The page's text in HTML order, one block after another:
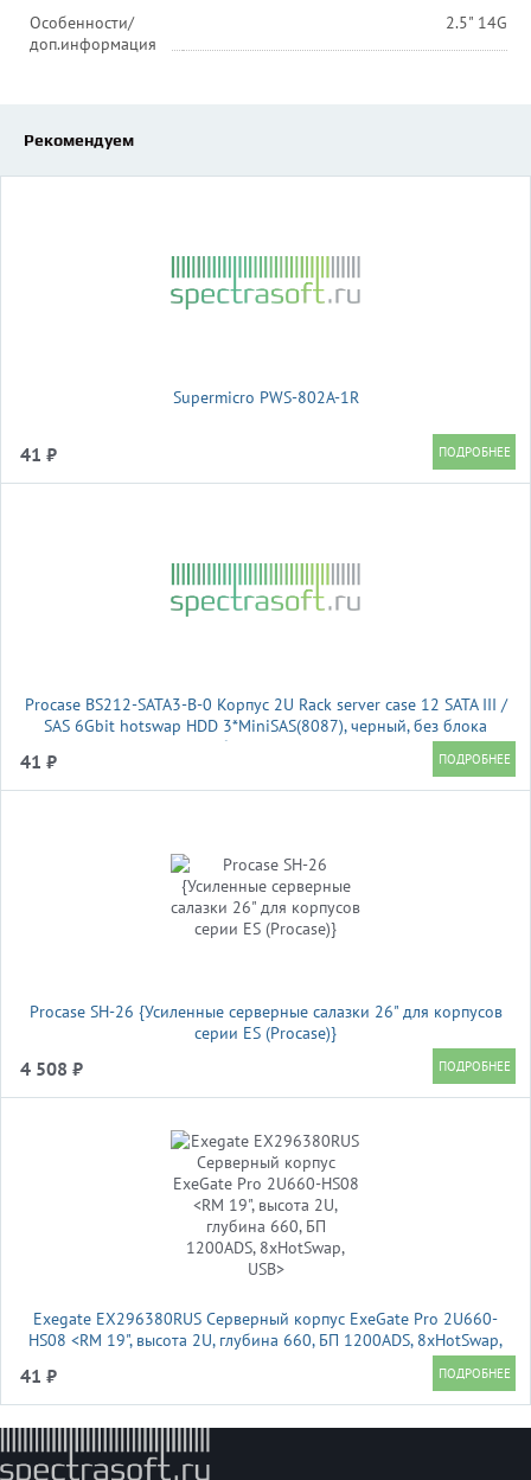
Особенности/
доп.информация
2.5" 14G
Рекомендуем
Supermicro PWS-802A-1R
41 ₽
Procase BS212-SATA3-B-0 Корпус 2U Rack server case 12 SATA III /
SAS 6Gbit hotswap HDD 3*MiniSAS(8087), черный, без блока
питания, глубина 650мм, MB 12"x13"
41 ₽
Procase SH-26 {Усиленные серверные салазки 26" для корпусов
серии ES (Procase)}
4 508 ₽
Exegate EX296380RUS Серверный корпус ExeGate Pro 2U660-
HS08 <RM 19", высота 2U, глубина 660, БП 1200ADS, 8xHotSwap,
41 ₽